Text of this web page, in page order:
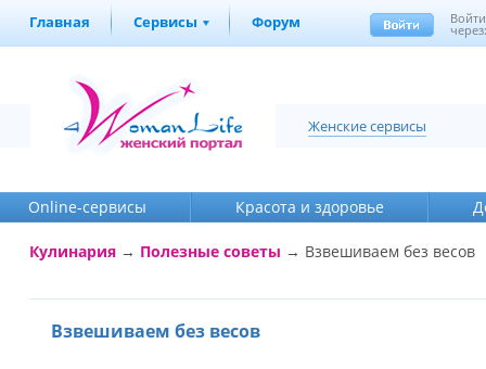
Главная Сервисы Форум Войти
Женские сервисы
Online-cервисы Красота и здоровье
Кулинария → Полезные советы → Взвешиваем без весов
Взвешиваем без весов